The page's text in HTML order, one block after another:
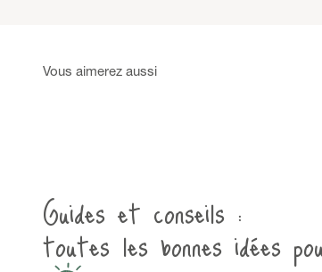
Guides et conseils :
toutes les bonnes idées